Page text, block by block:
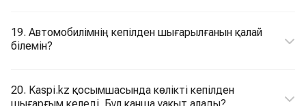
19. Автомобилімнің кепілден шығарылғанын қалай
білемін?
20. Kaspi.kz қосымшасында көлікті кепілден